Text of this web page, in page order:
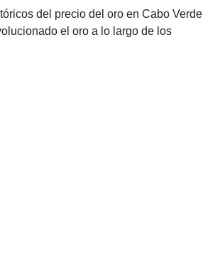
del precio del oro en Cabo Verde
el oro a lo largo de los